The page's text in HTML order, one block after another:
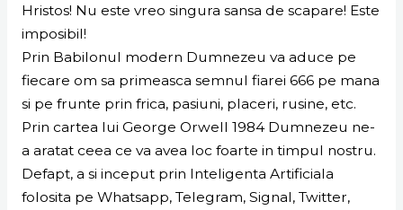
Hristos! Nu este vreo singura sansa de scapare! Este
imposibil!
Prin Babilonul modern Dumnezeu va aduce pe
fiecare om sa primeasca semnul fiarei 666 pe mana
si pe frunte prin frica, pasiuni, placeri, rusine, etc.
Prin cartea lui George Orwell 1984 Dumnezeu ne-
a aratat ceea ce va avea loc foarte in timpul nostru.
Defapt, a si inceput prin Inteligenta Artificiala
folosita pe Whatsapp, Telegram, Signal, Twitter,